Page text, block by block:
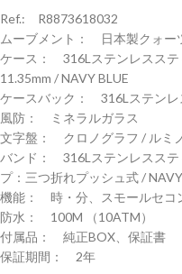
Ref.: R8873618032
ムーブメント： 日本製クォー
ケース： 316Lステンレスステ
11.35mm / NAVY BLUE
ケースバック： 316Lステンレ
風防： ミネラルガラス
文字盤： クロノグラフ / ルミ
バンド： 316Lステンレスステ
プ：三つ折れプッシュ式 /
機能： 時・分、スモールセコ
防水： 100M （10ATM）
付属品： 純正BOX、保証書
保証期間： 2年